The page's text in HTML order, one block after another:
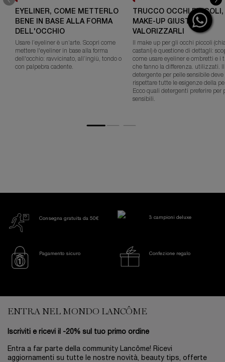
EYELINER, COME METTERLO
BENE IN BASE ALLA FORMA
DELL'OCCHIO
Usare l’eyeliner è un’arte. Scopri come
mettere l'eyeliner in base alla forma
dell'occhio: ravvicinato, all’ingiù, tondo o
con palpebra cadente.
TRUCCO OCCHI
MAKE-UP GIUSTO PER
VALORIZZARLI
Il make up per gli occhi piccoli
castani) è questione di dettagli:
come usare eyeliner e ombretti e i
che fanno la differenza. utilizzati. Il
detergente per pelle sensibile deve
rispettare tutte le esigenze della
Ecco quali detergenti preferire per
sensibili.
Consegna gratuita da 50€ 3 campioni deluxe
Pagamento sicuro Confezione regalo
ENTRA NEL MONDO LANCÔME
Iscriviti e ricevi il -20% sul tuo primo ordine
Entra a far parte della community Lancôme! Ricevi
aggiornamenti su tutte le nostre novità, beauty tips, offerte